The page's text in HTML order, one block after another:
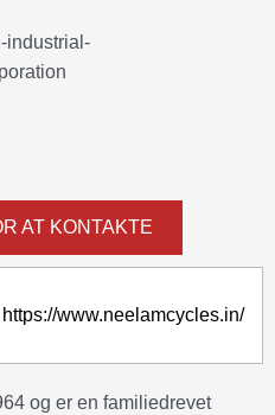
AT KONTAKTE
https://www.neelamcycles.in/
og er en familiedrevet